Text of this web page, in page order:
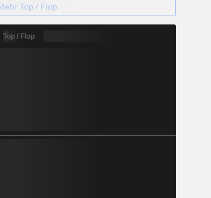
Top / Flop
Top / Flop